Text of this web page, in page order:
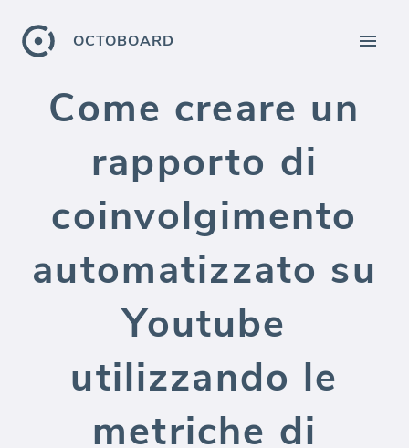
OCTOBOARD
Come creare un
rapporto di
coinvolgimento
automatizzato su
Youtube
utilizzando le
metriche di